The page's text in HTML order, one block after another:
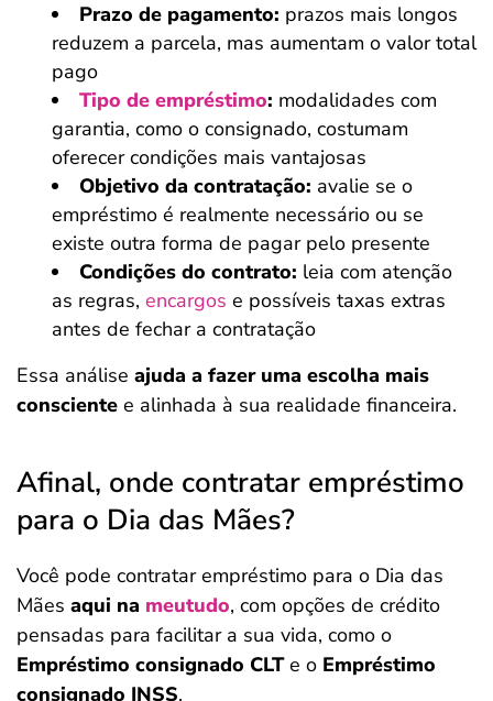
Prazo de pagamento: prazos mais longos
reduzem a parcela, mas aumentam o valor total
pago
Tipo de empréstimo: modalidades com
garantia, como o consignado, costumam
oferecer condições mais vantajosas
Objetivo da contratação: avalie se o
empréstimo é realmente necessário ou se
existe outra forma de pagar pelo presente
Condições do contrato: leia com atenção
as regras, encargos e possíveis taxas extras
antes de fechar a contratação
Essa análise ajuda a fazer uma escolha mais
consciente e alinhada à sua realidade financeira.
Afinal, onde contratar empréstimo
para o Dia das Mães?
Você pode contratar empréstimo para o Dia das
Mães aqui na meutudo, com opções de crédito
pensadas para facilitar a sua vida, como o
Empréstimo consignado CLTe o Empréstimo
consignado INSS.